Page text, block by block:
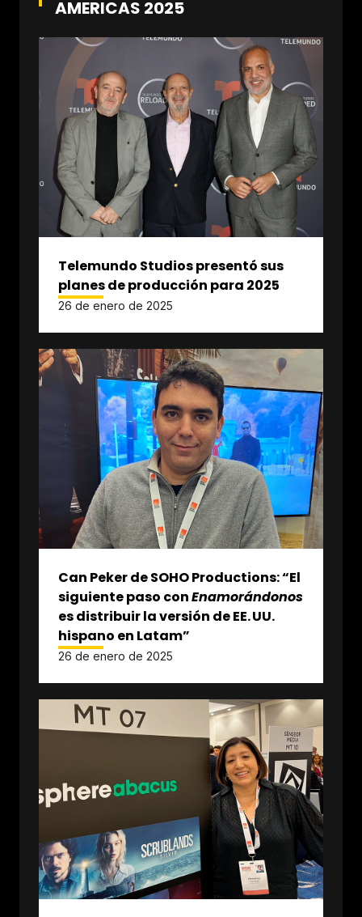
AMERICAS 2025
Telemundo Studios presentó sus
planes de producción para 2025
26 de enero de 2025
Can Peker de SOHO Productions: “El
siguiente paso conEnamorándonos
es distribuir la versión de EE. UU.
hispano en Latam”
26 de enero de 2025